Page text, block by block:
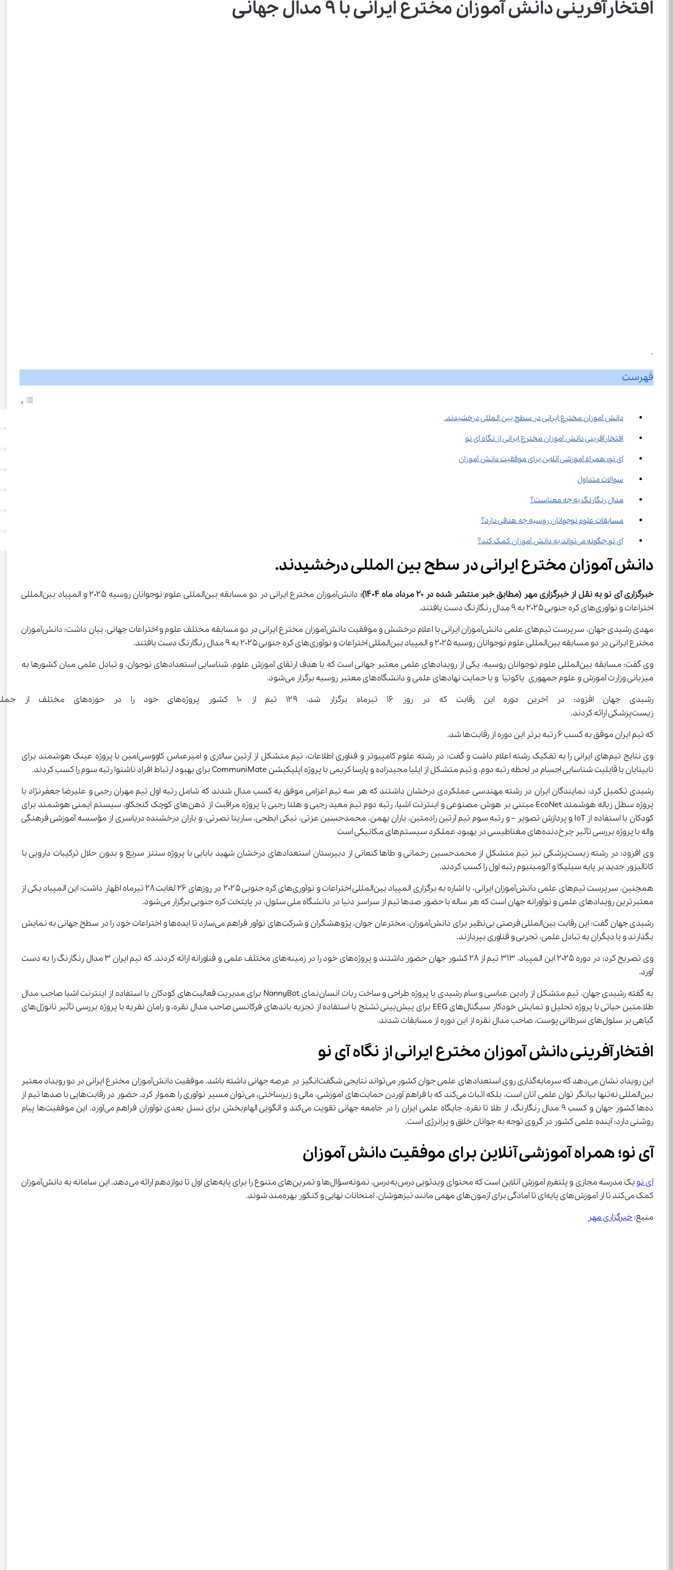
افتخارآفرینی دانش آموزان مخترع ایرانی با ۹ مدال جهانی
0
فهرست
دانش‌ آموزان مخترع ایرانی در سطح بین المللی درخشیدند.
افتخارآفرینی دانش آموزان مخترع ایرانی از نگاه آی نو
آی‌ نو؛ همراه آموزشی آنلاین برای موفقیت دانش‌ آموزان
سوالات متداول
مدال رنگارنگ به چه معناست؟
مسابقات علوم نوجوانان روسیه چه هدفی دارد؟
آی ‌نو چگونه می‌تواند به دانش ‌آموزان کمک کند؟
دانش‌ آموزان مخترع ایرانی در سطح بین المللی درخشیدند.
خبرگزاری آی نو به نقل از خبرگزاری مهر (مطابق خبر منتشر شده در 20 مرداد ماه 1404) :
دانش‌آموزان مخترع ایرانی در دو مسابقه بین‌المللی علوم نوجوانان روسیه ۲۰۲۵ و المپیاد بین‌المللی
اختراعات و نوآوری‌های کره جنوبی ۲۰۲۵ به ۹ مدال رنگارنگ دست یافتند.
مهدی رشیدی جهان، سرپرست تیم‌های علمی دانش‌آموزان ایرانی با اعلام درخشش و موفقیت دانش‌آموزان مخترع ایرانی در دو مسابقه مختلف علوم و اختراعات جهانی، بیان داشت: دانش‌آموزان
مخترع ایرانی در دو مسابقه بین‌المللی علوم نوجوانان روسیه ۲۰۲۵ و المپیاد بین‌المللی اختراعات و نوآوری‌های کره جنوبی ۲۰۲۵ به ۹ مدال رنگارنگ دست یافتند.
وی گفت: مسابقه بین‌المللی علوم نوجوانان روسیه، یکی از رویدادهای علمی معتبر جهانی است که با هدف ارتقای آموزش علوم، شناسایی استعدادهای نوجوان، و تبادل علمی میان کشورها به
میزبانی وزارت آموزش و علوم جمهوری یاکوتیا و با حمایت نهادهای علمی و دانشگاه‌های معتبر روسیه برگزار می‌شود.
رشیدی جهان افزود: در آخرین دوره این رقابت که در روز
زیست‌پزشکی ارائه کردند.
که تیم ایران موفق به کسب ۶ رتبه برتر این دوره از رقابت‌ها شد.
وی نتایج تیم‌های ایرانی را به تفکیک رشته اعلام داشت و گفت: در رشته علوم کامپیوتر و فناوری اطلاعات، تیم متشکل از آرتین سالاری و امیرعباس کاووسی‌امین با پروژه عینک هوشمند برای
نابینایان با قابلیت شناسایی اجسام در لحظه رتبه دوم، و تیم متشکل از ایلیا مجیدزاده و پارسا کریمی با پروژه اپلیکیشن CommuniMate برای بهبود ارتباط افراد ناشنوا رتبه سوم را کسب کردند.
رشیدی تکمیل کرد: نمایندگان ایران در رشته مهندسی عملکردی درخشان داشتند که هر سه تیم اعزامی موفق به کسب مدال شدند که شامل رتبه اول تیم مهران رجبی و علیرضا جعفرنژاد با
پروژه سطل زباله هوشمند EcoNet مبتنی بر هوش مصنوعی و اینترنت اشیا، رتبه دوم تیم معید رجبی و هلنا رجبی با پروژه مراقبت از ذهن‌های کوچک کنجکاو، سیستم ایمنی هوشمند برای
کودکان با استفاده از IoT و پردازش تصویر – و رتبه سوم تیم آرتین رادمتین، باران بهمن، محمدحسین عزتی، نیکی ابطحی، سارینا نصرتی، و باران درخشنده دریاسری از مؤسسه آموزشی فرهنگی
واله با پروژه بررسی تأثیر چرخ‌دنده‌های مغناطیسی در بهبود عملکرد سیستم‌های مکانیکی است
وی افزود: در رشته زیست‌پزشکی نیز تیم متشکل از محمدحسین رحمانی و طاها کنعانی از دبیرستان استعدادهای درخشان شهید بابایی با پروژه سنتز سریع و بدون حلال ترکیبات دارویی با
کاتالیزور جدید بر پایه سیلیکا و آلومینیوم رتبه اول را کسب کردند.
همچنین، سرپرست تیم‌های علمی دانش‌آموزان ایرانی، با اشاره به برگزاری المپیاد بین‌المللی اختراعات و نوآوری‌های کره جنوبی ۲۰۲۵ در روزهای ۲۶ لغایت ۲۸ تیرماه اظهار داشت؛ این المپیاد یکی از
معتبرترین رویدادهای علمی و نوآورانه جهان است که هر ساله با حضور صدها تیم از سراسر دنیا در دانشگاه ملی سئول، در پایتخت کره جنوبی برگزار می‌شود.
رشیدی جهان گفت: این رقابت بین‌المللی فرصتی بی‌نظیر برای دانش‌آموزان، مخترعان جوان، پژوهشگران و شرکت‌های نوآور فراهم می‌سازد تا ایده‌ها و اختراعات خود را در سطح جهانی به نمایش
بگذارند و با دیگران به تبادل علمی، تجربی و فناوری بپردازند.
وی تصریح کرد: در دوره ۲۰۲۵ این المپیاد، ۳۱۳ تیم از ۲۸ کشور جهان حضور داشتند و پروژه‌های خود را در زمینه‌های مختلف علمی و فناورانه ارائه کردند. که تیم ایران ۳ مدال رنگارنگ را به دست
آورد.
به گفته رشیدی جهان، تیم متشکل از رادین عباسی و سام رشیدی با پروژه طراحی و ساخت ربات انسان‌نمای NannyBot برای مدیریت فعالیت‌های کودکان با استفاده از اینترنت اشیا صاحب مدال
طلا،متین حیاتی با پروژه تحلیل و نمایش خودکار سیگنال‌های EEG برای پیش‌بینی تشنج با استفاده از تجزیه باندهای فرکانسی صاحب مدال نقره، و رامان نفریه با پروژه بررسی تأثیر نانوژل‌های
گیاهی بر سلول‌های سرطانی پوست، صاحب مدال نقره از این دوره از مسابقات شدند.
افتخارآفرینی دانش آموزان مخترع ایرانی از نگاه آی نو
این رویداد نشان می‌دهد که سرمایه‌گذاری روی استعدادهای علمی جوان کشور می‌تواند نتایجی شگفت‌انگیز در عرصه جهانی داشته باشد. موفقیت دانش‌آموزان مخترع ایرانی در دو رویداد معتبر
بین‌المللی نه‌تنها بیانگر توان علمی آنان است، بلکه اثبات می‌کند که با فراهم آوردن حمایت‌های آموزشی، مالی و زیرساختی، می‌توان مسیر نوآوری را هموار کرد. حضور در رقابت‌هایی با صدها تیم از
ده‌ها کشور جهان و کسب ۹ مدال رنگارنگ، از طلا تا نقره، جایگاه علمی ایران را در جامعه جهانی تقویت می‌کند و الگویی الهام‌بخش برای نسل بعدی نوآوران فراهم می‌آورد. این موفقیت‌ها پیام
روشنی دارد: آینده علمی کشور در گروی توجه به جوانان خلاق و پرانرژی است.
آی‌ نو؛ همراه آموزشی آنلاین برای موفقیت دانش‌ آموزان
آی نو
یک مدرسه مجازی و پلتفرم آموزش آنلاین است که محتوای ویدئویی درس‌به‌درس، نمونه‌سؤال‌ها و تمرین‌های متنوع را برای پایه‌های اول تا دوازدهم ارائه می‌دهد. این سامانه به دانش‌آموزان
کمک می‌کند تا از آموزش‌های پایه‌ای تا آمادگی برای آزمون‌های مهمی مانند تیزهوشان، امتحانات نهایی و کنکور بهره‌مند شوند.
منبع: خبرگزاری مهر